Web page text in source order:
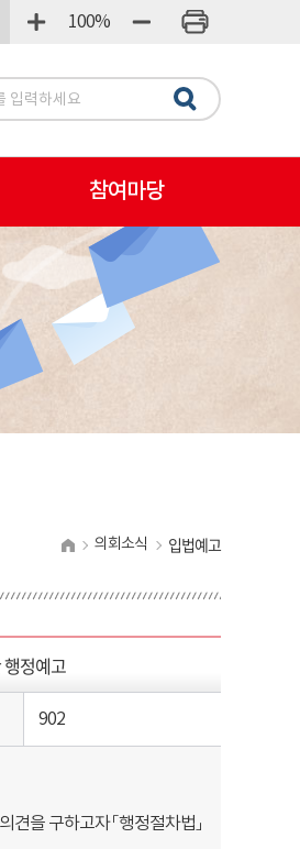
100%
참여마당
의회소식 입법예고
정예고
902
을 구하고자 「행정절차법」